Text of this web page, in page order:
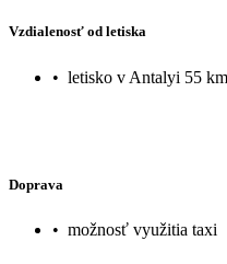
Vzdialenosť od letiska
• letisko v Antalyi 55 km
Doprava
• možnosť využitia taxi